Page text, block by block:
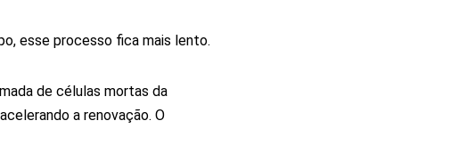
esse processo fica mais lento.
de células mortas da
a renovação. O